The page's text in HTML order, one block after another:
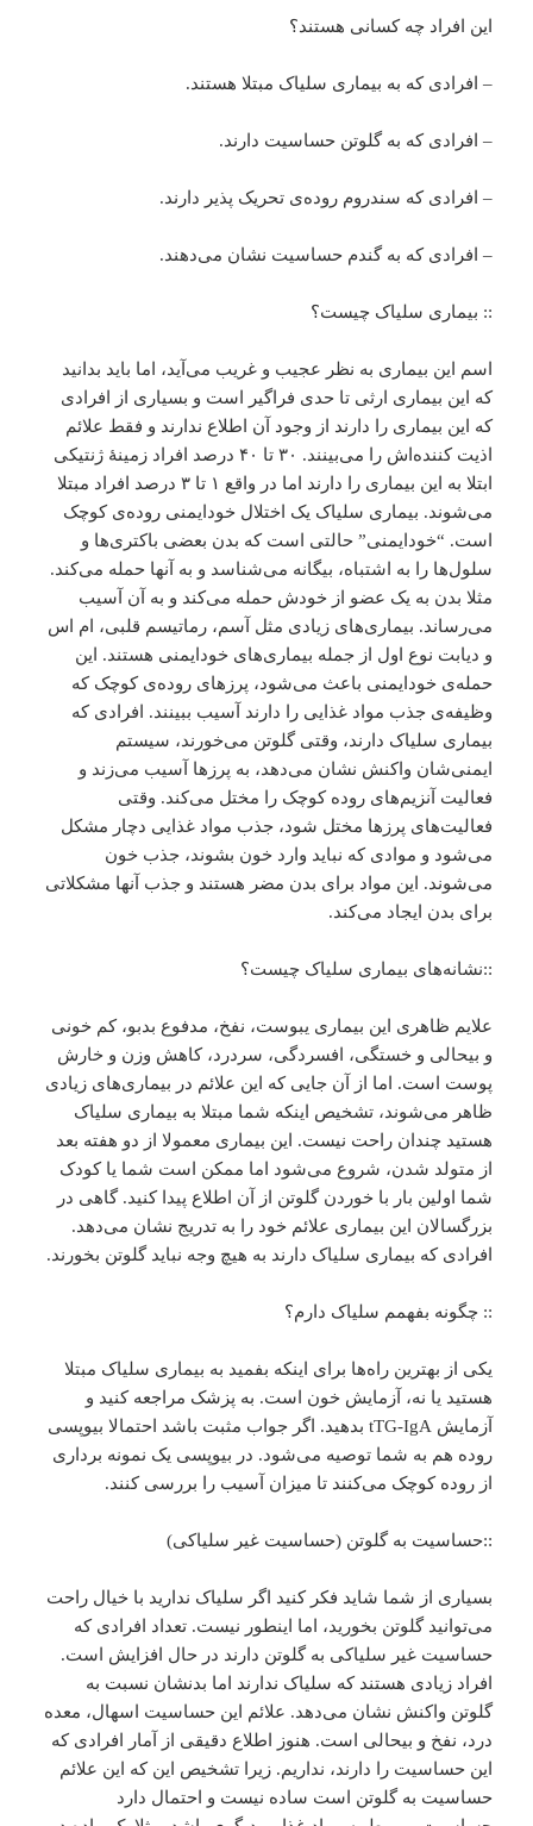
این افراد چه کسانی هستند؟
– افرادی که به بیماری سلیاک مبتلا هستند.
– افرادی که به گلوتن حساسیت دارند.
– افرادی که سندروم روده‌ی تحریک پذیر دارند.
– افرادی که به گندم حساسیت نشان می‌دهند.
:: بیماری سلیاک چیست؟
اسم این بیماری به نظر عجیب و غریب می‌آید، اما باید بدانید
که این بیماری ارثی تا حدی فراگیر است و بسیاری از افرادی
که این بیماری را دارند از وجود آن اطلاع ندارند و فقط علائم
اذیت کننده‌اش را می‌بینند. ۳۰ تا ۴۰ درصد افراد زمینۀ ژنتیکی
ابتلا به این بیماری را دارند اما در واقع ۱ تا ۳ درصد افراد مبتلا
می‌شوند. بیماری سلیاک یک اختلال خودایمنی روده‌ی کوچک
است. “خودایمنی” حالتی است که بدن بعضی باکتری‌ها و
سلول‌ها را به اشتباه، بیگانه می‌شناسد و به آنها حمله می‌کند.
مثلا بدن به یک عضو از خودش حمله می‌کند و به آن آسیب
می‌رساند. بیماری‌های زیادی مثل آسم، رماتیسم قلبی، ام اس
و دیابت نوع اول از جمله بیماری‌های خودایمنی هستند. این
حمله‌ی خودایمنی باعث می‌شود، پرزهای روده‌ی کوچک که
وظیفه‌ی جذب مواد غذایی را دارند آسیب ببینند. افرادی که
بیماری سلیاک دارند، وقتی گلوتن می‌خورند، سیستم
ایمنی‌شان واکنش نشان می‌دهد، به پرزها آسیب می‌زند و
فعالیت آنزیم‌های روده کوچک را مختل می‌کند. وقتی
فعالیت‌های پرزها مختل شود، جذب مواد غذایی دچار مشکل
می‌شود و موادی که نباید وارد خون بشوند، جذب خون
می‌شوند. این مواد برای بدن مضر هستند و جذب آنها مشکلاتی
برای بدن ایجاد می‌کند.
::‌نشانه‌های بیماری سلیاک چیست؟
علایم ظاهری این بیماری یبوست، نفخ، مدفوع بدبو، کم خونی
و بیحالی و خستگی، افسردگی، سردرد، کاهش وزن و خارش
پوست است. اما از آن جایی که این علائم در بیماری‌های زیادی
ظاهر می‌شوند، تشخیص اینکه شما مبتلا به بیماری سلیاک
هستید چندان راحت نیست. این بیماری معمولا از دو هفته بعد
از متولد شدن، شروع می‌شود اما ممکن است شما یا کودک
شما اولین بار با خوردن گلوتن از آن اطلاع پیدا کنید. گاهی در
بزرگسالان این بیماری علائم خود را به تدریج نشان می‌دهد.
افرادی که بیماری سلیاک دارند به هیچ وجه نباید گلوتن بخورند.
::‌ چگونه بفهمم سلیاک دارم؟
یکی از بهترین راه‌ها برای اینکه بفمید به بیماری سلیاک مبتلا
هستید یا نه، آزمایش خون است. به پزشک مراجعه کنید و
آزمایش tTG-IgA بدهید. اگر جواب مثبت باشد احتمالا بیوپسی
روده هم به شما توصیه می‌شود. در بیوپسی یک نمونه برداری
از روده کوچک می‌کنند تا میزان آسیب را بررسی کنند.
::حساسیت به گلوتن (حساسیت غیر سلیاکی)
بسیاری از شما شاید فکر کنید اگر سلیاک ندارید با خیال راحت
می‌توانید گلوتن بخورید، اما اینطور نیست. تعداد افرادی که
حساسیت غیر سلیاکی به گلوتن دارند در حال افزایش است.
افراد زیادی هستند که سلیاک ندارند اما بدنشان نسبت به
گلوتن واکنش نشان می‌دهد. علائم این حساسیت اسهال، معده
درد، نفخ و بیحالی است. هنوز اطلاع دقیقی از آمار افرادی که
این حساسیت را دارند، نداریم. زیرا تشخیص این که این علائم
حساسیت به گلوتن است ساده نیست و احتمال دارد